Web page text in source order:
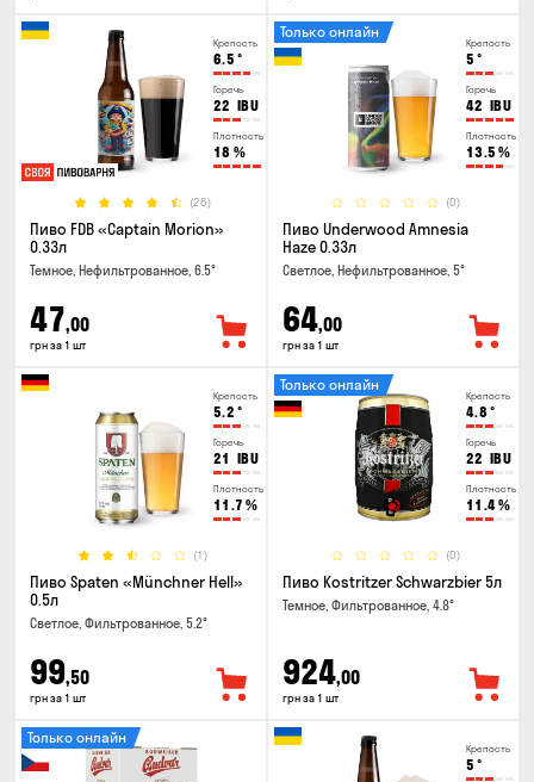
Крепость
6.5 °
Горечь
22 IBU
Плотность
18 %
(26)
Пиво FDB «Captain Morion»
0.33л
Темное, Нефильтрованное, 6.5°
47,00
грн за 1 шт
Крепость
5 °
Горечь
42 IBU
Плотность
13.5 %
(0)
Только онлайн
Пиво Underwood Amnesia
Haze 0.33л
Светлое, Нефильтрованное, 5°
64,00
грн за 1 шт
Крепость
5.2 °
Горечь
21 IBU
Плотность
11.7 %
(1)
Пиво Spaten «Münchner Hell»
0.5л
Светлое, Фильтрованное, 5.2°
99,50
грн за 1 шт
Крепость
4.8 °
Горечь
22 IBU
Плотность
11.4%
(0)
Только онлайн
Пиво Kostritzer Schwarzbier 5л
Темное, Фильтрованное, 4.8°
924,00
грн за 1 шт
Только онлайн
Крепость
5 °